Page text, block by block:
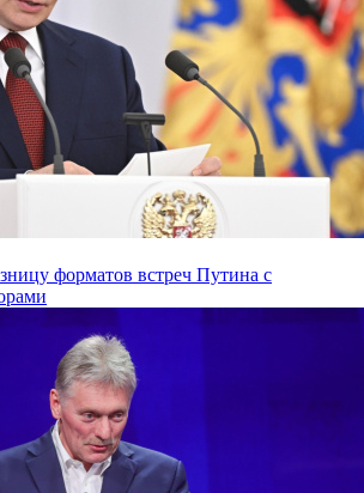
форматов встреч Путина с